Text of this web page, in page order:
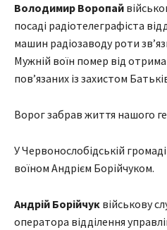
Володимир Воропай
посаді радіотелеграфіста
машин радіозаводу роти
Мужній воїн помер від
повʼязаних із захистом
Ворог забрав життя нашого
У Червонослобідській
воїном Андрієм Борійчуком.
Андрій Борійчук військову
оператора відділення